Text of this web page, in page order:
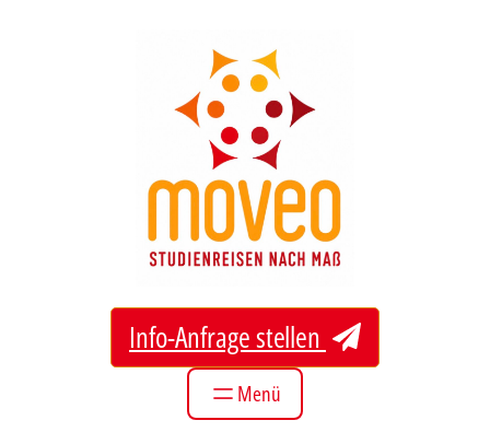
Info-Anfrage stellen